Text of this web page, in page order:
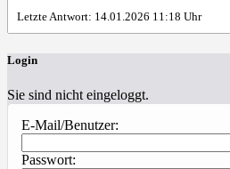
Letzte Antwort: 14.01.2026 11:18 Uhr
Login
Sie sind nicht eingeloggt.
E-Mail/Benutzer:
Passwort: